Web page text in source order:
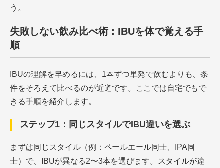
う。
失敗しない飲み比べ術：IBUを体で覚える手
順
IBUの理解を早めるには、1本ずつ単発で飲むよりも、条
件をそろえて比べるのが近道です。ここでは自宅でもで
きる手順を紹介します。
ステップ1：同じスタイルでIBU違いを選ぶ
まずは同じスタイル（例：ペールエール同士、IPA同
士）で、IBUが異なる2〜3本を選びます。スタイルが違